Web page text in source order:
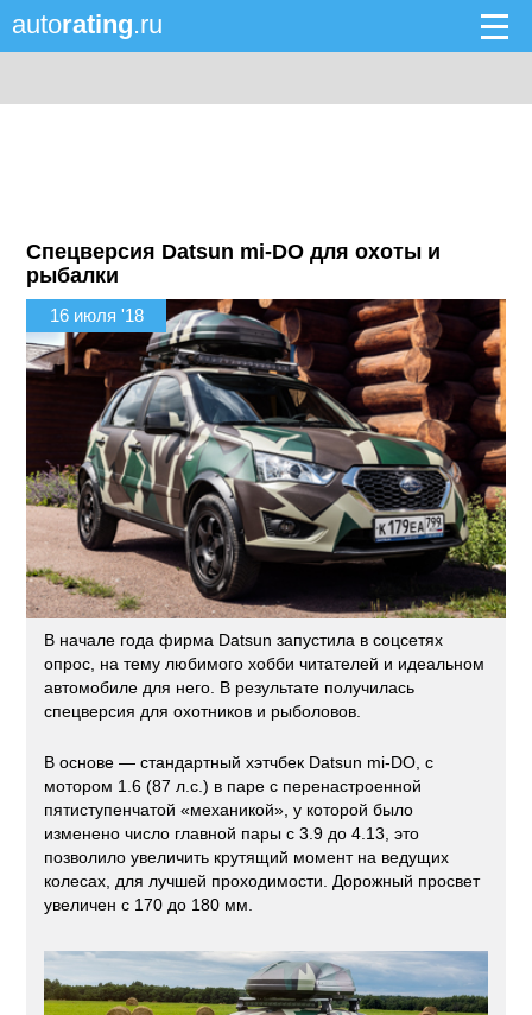
autorating.ru
Спецверсия Datsun mi-DO для охоты и
рыбалки
16 июля '18
В начале года фирма Datsun запустила в соцсетях
опрос, на тему любимого хобби читателей и идеальном
автомобиле для него. В результате получилась
спецверсия для охотников и рыболовов.
В основе — стандартный хэтчбек Datsun mi-DO, с
мотором 1.6 (87 л.с.) в паре с перенастроенной
пятиступенчатой «механикой», у которой было
изменено число главной пары с 3.9 до 4.13, это
позволило увеличить крутящий момент на ведущих
колесах, для лучшей проходимости. Дорожный просвет
увеличен с 170 до 180 мм.